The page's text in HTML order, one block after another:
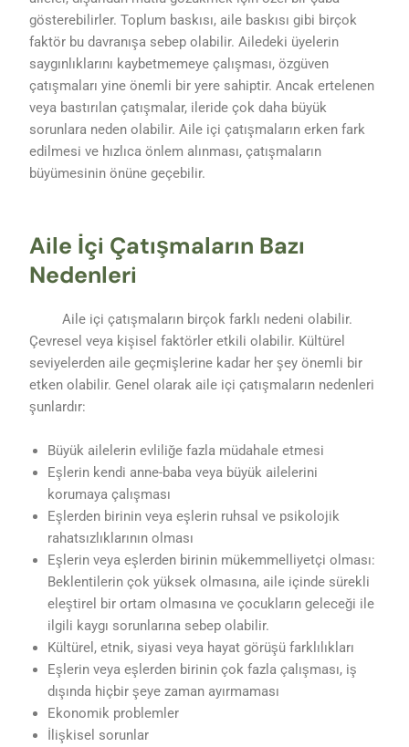
gösterebilirler. Toplum baskısı, aile baskısı gibi birçok
faktör bu davranışa sebep olabilir. Ailedeki üyelerin
saygınlıklarını kaybetmemeye çalışması, özgüven
çatışmaları yine önemli bir yere sahiptir. Ancak ertelenen
veya bastırılan çatışmalar, ileride çok daha büyük
sorunlara neden olabilir. Aile içi çatışmaların erken fark
edilmesi ve hızlıca önlem alınması, çatışmaların
büyümesinin önüne geçebilir.
Aile İçi Çatışmaların Bazı
Nedenleri
Aile içi çatışmaların birçok farklı nedeni olabilir.
Çevresel veya kişisel faktörler etkili olabilir. Kültürel
seviyelerden aile geçmişlerine kadar her şey önemli bir
etken olabilir. Genel olarak aile içi çatışmaların nedenleri
şunlardır:
Büyük ailelerin evliliğe fazla müdahale etmesi
Eşlerin kendi anne-baba veya büyük ailelerini
korumaya çalışması
Eşlerden birinin veya eşlerin ruhsal ve psikolojik
rahatsızlıklarının olması
Eşlerin veya eşlerden birinin mükemmelliyetçi olması:
Beklentilerin çok yüksek olmasına, aile içinde sürekli
eleştirel bir ortam olmasına ve çocukların geleceği ile
ilgili kaygı sorunlarına sebep olabilir.
Kültürel, etnik, siyasi veya hayat görüşü farklılıkları
Eşlerin veya eşlerden birinin çok fazla çalışması, iş
dışında hiçbir şeye zaman ayırmaması
Ekonomik problemler
İlişkisel sorunlar